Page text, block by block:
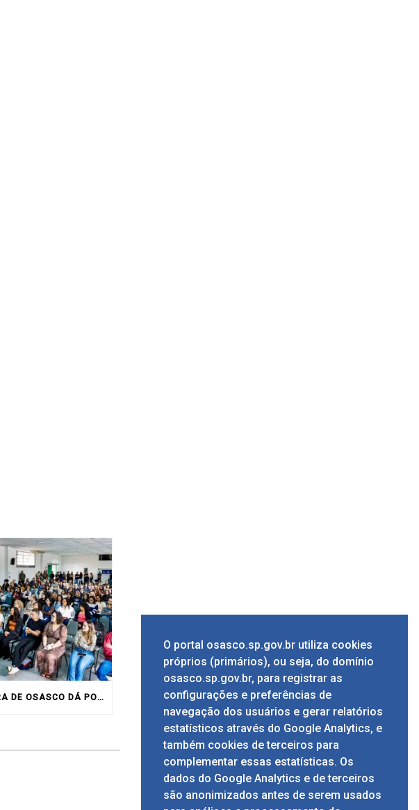
PREFEITURA DE OSASCO DÁ POSSE A 156 NOVOS SERVIDORES
O portal osasco.sp.gov.br utiliza cookies
próprios (primários), ou seja, do domínio
osasco.sp.gov.br, para registrar as
configurações e preferências de
navegação dos usuários e gerar relatórios
estatísticos através do Google Analytics, e
também cookies de terceiros para
complementar essas estatísticas. Os
dados do Google Analytics e de terceiros
são anonimizados antes de serem usados